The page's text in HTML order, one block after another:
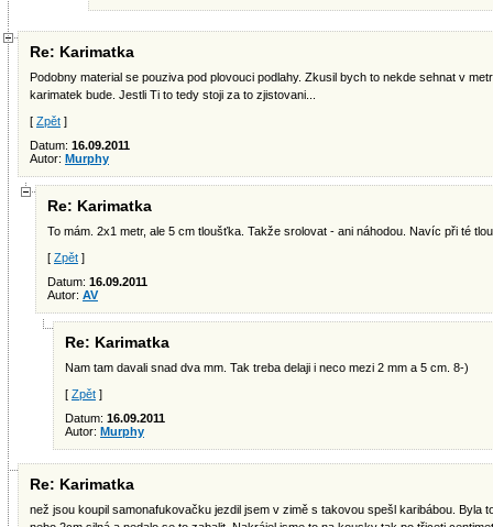
Re: Karimatka
Podobny material se pouziva pod plovouci podlahy. Zkusil bych to nekde sehnat v
karimatek bude. Jestli Ti to tedy stoji za to zjistovani...
[ Zpět ]
Datum: 16.09.2011
Autor: Murphy
Re: Karimatka
To mám. 2x1 metr, ale 5 cm tloušťka. Takže srolovat - ani náhodou. Navíc při té
[ Zpět ]
Datum: 16.09.2011
Autor: AV
Re: Karimatka
Nam tam davali snad dva mm. Tak treba delaji i neco mezi 2 mm a 5 cm. 8-)
[ Zpět ]
Datum: 16.09.2011
Autor: Murphy
Re: Karimatka
než jsou koupil samonafukovačku jezdil jsem v zimě s takovou spešl karibábou. Byla